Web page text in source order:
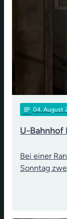
notes 04. August
U-
Bei einer
Sonntag